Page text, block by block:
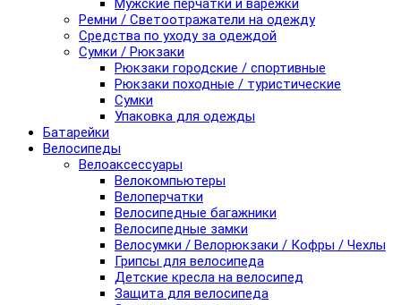
Мужские перчатки и варежки
Ремни / Светоотражатели на одежду
Средства по уходу за одеждой
Сумки / Рюкзаки
Рюкзаки городские / спортивные
Рюкзаки походные / туристические
Сумки
Упаковка для одежды
Батарейки
Велосипеды
Велоаксессуары
Велокомпьютеры
Велоперчатки
Велосипедные багажники
Велосипедные замки
Велосумки / Велорюкзаки / Кофры / Чехлы
Грипсы для велосипеда
Детские кресла на велосипед
Защита для велосипеда